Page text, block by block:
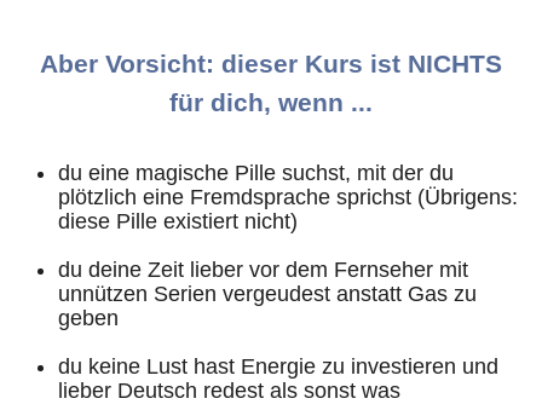
Aber Vorsicht: dieser Kurs ist NICHTS
für dich, wenn ...
du eine magische Pille suchst, mit der du
plötzlich eine Fremdsprache sprichst (Übrigens:
diese Pille existiert nicht)
du deine Zeit lieber vor dem Fernseher mit
unnützen Serien vergeudest anstatt Gas zu
geben
du keine Lust hast Energie zu investieren und
lieber Deutsch redest als sonst was